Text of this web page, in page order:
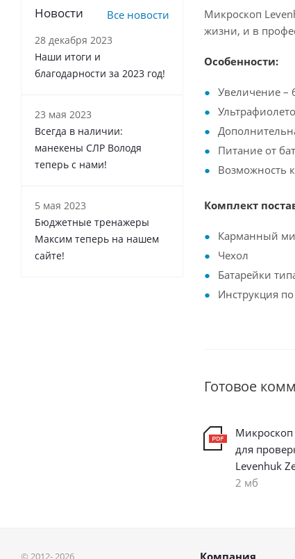
Микроскоп
жизни, и в
Особенности:
Увеличение –
Питание от
Возможность
Комплект
Карманный
Чехол
Батарейки
Инструкция
Готовое
для
Levenhuk
2 мб
Новости Все новости
28 декабря 2023
Наши итоги и
благодарности за 2023 год!
23 мая 2023
Всегда в наличии:
манекены СЛР Володя
теперь с нами!
5 мая 2023
Бюджетные тренажеры
Максим теперь на нашем
сайте!
© 2012- 2026 Компания